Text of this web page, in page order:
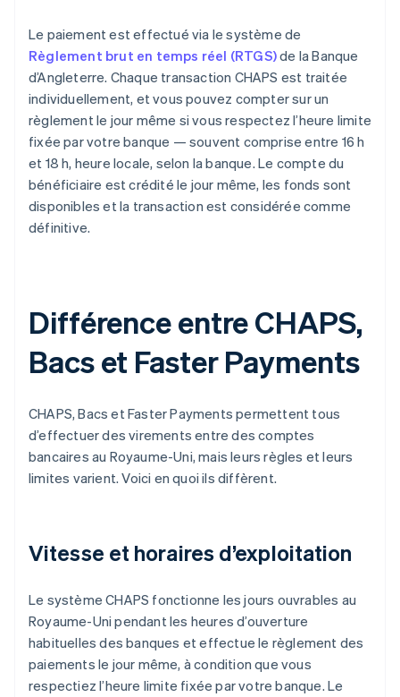
Le paiement est effectué via le système de
Règlement brut en temps réel (RTGS)de la Banque
d’Angleterre. Chaque transaction CHAPS est traitée
individuellement, et vous pouvez compter sur un
règlement le jour même si vous respectez l’heure limite
fixée par votre banque — souvent comprise entre 16 h
et 18 h, heure locale, selon la banque. Le compte du
bénéficiaire est crédité le jour même, les fonds sont
disponibles et la transaction est considérée comme
définitive.
Différence entre CHAPS,
Bacs et Faster Payments
CHAPS, Bacs et Faster Payments permettent tous
d’effectuer des virements entre des comptes
bancaires au Royaume-Uni, mais leurs règles et leurs
limites varient. Voici en quoi ils diffèrent.
Vitesse et horaires d’exploitation
Le système CHAPS fonctionne les jours ouvrables au
Royaume-Uni pendant les heures d’ouverture
habituelles des banques et effectue le règlement des
paiements le jour même, à condition que vous
respectiez l’heure limite fixée par votre banque. Le